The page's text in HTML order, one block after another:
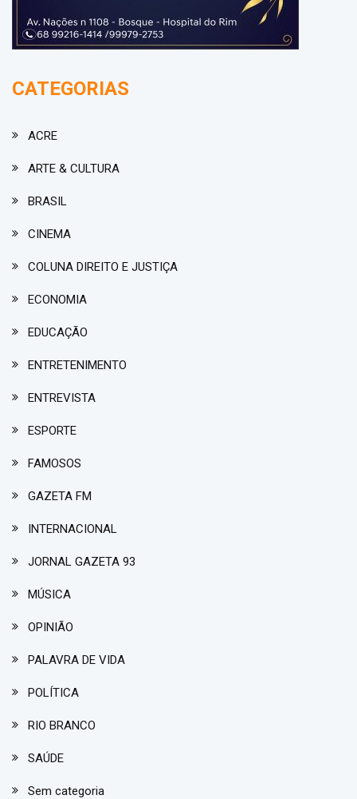
CATEGORIAS
ACRE
ARTE & CULTURA
BRASIL
CINEMA
COLUNA DIREITO E JUSTIÇA
ECONOMIA
EDUCAÇÃO
ENTRETENIMENTO
ENTREVISTA
ESPORTE
FAMOSOS
GAZETA FM
INTERNACIONAL
JORNAL GAZETA 93
MÚSICA
OPINIÃO
PALAVRA DE VIDA
POLÍTICA
RIO BRANCO
SAÚDE
Sem categoria